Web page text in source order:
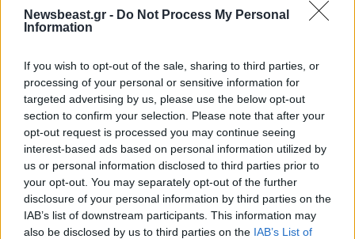
Newsbeast.gr - Do Not Process My Personal
Information
If you wish to opt-out of the sale, sharing to third parties, or
processing of your personal or sensitive information for
targeted advertising by us, please use the below opt-out
section to confirm your selection. Please note that after your
opt-out request is processed you may continue seeing
interest-based ads based on personal information utilized by
us or personal information disclosed to third parties prior to
your opt-out. You may separately opt-out of the further
disclosure of your personal information by third parties on the
IAB’s list of downstream participants. This information may
also be disclosed by us to third parties on the IAB’s List of
Ακόμα θυμάμαι κάποιους εξυπνάκηδες που έλεγαν:
Πάρτε τώρα την ανεργία .
Απαντήστε